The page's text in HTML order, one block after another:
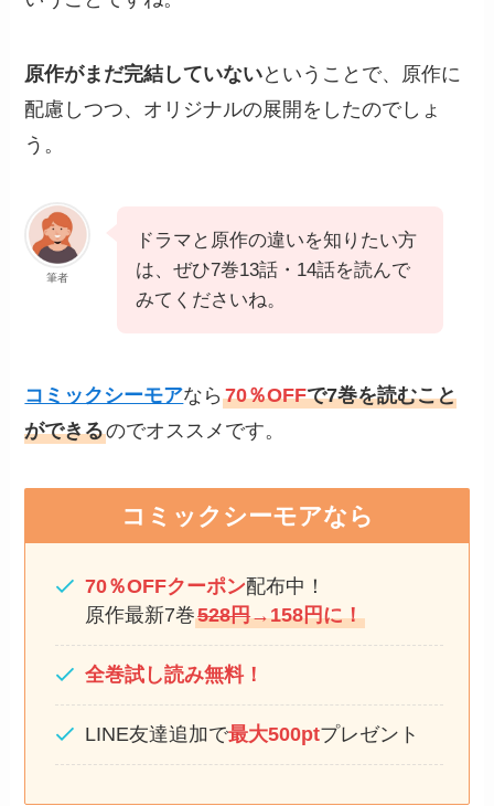
原作がまだ完結していないということで、原作に
配慮しつつ、オリジナルの展開をしたのでしょ
う。
筆者
ドラマと原作の違いを知りたい方
は、ぜひ7巻13話・14話を読んで
みてくださいね。
コミックシーモアなら70％OFFで7巻を読むこと
ができるのでオススメです。
コミックシーモアなら
70％OFFクーポン配布中！
原作最新7巻528円→158円に！
全巻試し読み無料！
LINE友達追加で最大500ptプレゼント